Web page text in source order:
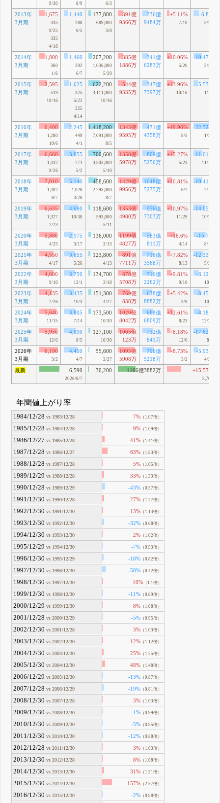
9/30 8/9 6/3
2013年
3月期
1,675
335
9/25
335
4/18
1,440
288
6/5
137,800
689,000
3/8
391億
9366万
336億
9484万
+5.11%
7/10
-6.8%
5/23
2014年
3月期
1,800
360
1/6
1,460
292
6/7
207,200
1,036,000
5/20
385億
1886万
341億
6283万
+10.06%
5/20
-10.47%
3/20
2015年
3月期
2,595
519
10/16
1,625
325
5/22
325
4/14
622,200
3,111,000
10/16
544億
9335万
347億
7397万
+13.96%
10/16
-5.57%
11/6
2016年
3月期
6,400
1,280
10/6
2,245
449
4/1
1,418,200
7,091,000
8/5
1343億
9595万
471億
4358万
+49.96%
8/5
-22.32%
1/21
2017年
3月期
6,660
1,332
9/26
3,855
771
5/2
700,600
3,503,000
5/10
1358億
5978万
809億
5256万
+15.27%
5/23
-11.01%
11/11
2018年
3月期
7,010
1,402
6/7
5,140
1,028
3/26
458,600
2,293,000
8/7
1429億
9956万
1048億
5275万
+10.81%
6/7
-10.41%
2/15
2019年
3月期
6,635
1,327
7/23
4,690
10/30
118,600
593,000
5/11
1353億
4980万
956億
7303万
+10.97%
11/29
-14.05%
10/29
2020年
3月期
5,880
4/25
2,975
3/17
136,000
3/13
1199億
4827万
583億
811万
+18.6%
4/14
-15.7%
8/13
2021年
3月期
4,550
4/17
3,655
5/26
123,800
4/13
891億
7711万
716億
3568万
+7.82%
8/13
-12.33%
5/26
2022年
3月期
4,600
9/10
3,750
12/1
134,700
3/18
878億
5708万
716億
2262万
+9.81%
9/10
-6.12%
10/5
2023年
3月期
4,135
7/26
3,435
10/3
151,300
4/27
769億
838万
638億
8882万
+5.42%
3/9
-8.45%
10/3
2024年
3月期
5,640
11/15
3,805
7/14
173,500
10/30
1020億
8042万
688億
6809万
+12.61%
8/23
-8.18%
12/25
2025年
3月期
5,950
12/6
4,090
8/5
127,100
10/30
1065億
123万
732億
841万
+8.18%
12/6
-17.62%
8/5
2026年
3月期
6,190
3/2
4,450
4/7
55,600
2/27
1095億
5908万
796億
5218万
+8.73%
3/2
-5.93%
4/27
最新 6,590
2026/8/7
30,200 1166億3882万 +15.57%
5,702
年間値上がり率
1984/12/28 vs 1983/12/28 7% （1.07倍）
1985/12/28 vs 1984/12/28 9% （1.09倍）
1986/12/27 vs 1985/12/28 41% （1.41倍）
1987/12/28 vs 1986/12/27 83% （1.83倍）
1988/12/28 vs 1987/12/28 5% （1.05倍）
1989/12/29 vs 1988/12/28 33% （1.33倍）
1990/12/28 vs 1989/12/29 -43% （0.57倍）
1991/12/30 vs 1990/12/28 27% （1.27倍）
1992/12/30 vs 1991/12/30 13% （1.13倍）
1993/12/30 vs 1992/12/30 -32% （0.68倍）
1994/12/30 vs 1993/12/30 2% （1.02倍）
1995/12/29 vs 1994/12/30 -7% （0.93倍）
1996/12/30 vs 1995/12/29 -18% （0.82倍）
1997/12/30 vs 1996/12/30 -58% （0.42倍）
1998/12/30 vs 1997/12/30 10% （1.1倍）
1999/12/30 vs 1998/12/30 -11% （0.89倍）
2000/12/29 vs 1999/12/30 8% （1.08倍）
2001/12/28 vs 2000/12/29 -5% （0.95倍）
2002/12/30 vs 2001/12/28 3% （1.03倍）
2003/12/30 vs 2002/12/30 12% （1.12倍）
2004/12/30 vs 2003/12/30 25% （1.25倍）
2005/12/30 vs 2004/12/30 48% （1.48倍）
2006/12/29 vs 2005/12/30 -13% （0.87倍）
2007/12/28 vs 2006/12/29 -19% （0.81倍）
2008/12/30 vs 2007/12/28 3% （1.03倍）
2009/12/30 vs 2008/12/30 -1% （0.99倍）
2010/12/30 vs 2009/12/30 -5% （0.95倍）
2011/12/30 vs 2010/12/30 -12% （0.88倍）
2012/12/28 vs 2011/12/30 3% （1.03倍）
2013/12/30 vs 2012/12/28 8% （1.08倍）
2014/12/30 vs 2013/12/30 31% （1.31倍）
2015/12/30 vs 2014/12/30 157% （2.57倍）
2016/12/30 vs 2015/12/30 -2% （0.98倍）